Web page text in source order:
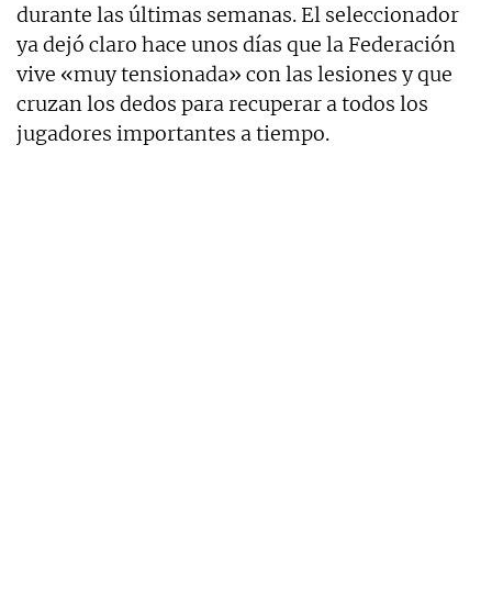
durante las últimas semanas. El seleccionador
ya dejó claro hace unos días que la Federación
vive «muy tensionada» con las lesiones y que
cruzan los dedos para recuperar a todos los
jugadores importantes a tiempo.